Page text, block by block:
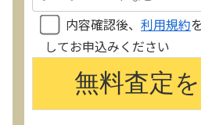
内容確認後、 利用規約
してお申込みください